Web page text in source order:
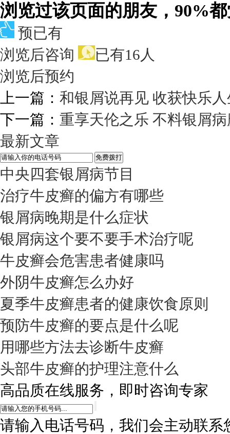
浏览过该页面的朋友，90%
预已有
浏览后咨询
已有16人
浏览后预约
上一篇： 和银屑说再见 收获快乐
下一篇： 重享天伦之乐 不料银屑
最新文章
中央四套银屑病节目
治疗牛皮癣的偏方有哪些
银屑病晚期是什么症状
银屑病这个要不要手术治疗呢
牛皮癣会危害患者健康吗
外阴牛皮癣怎么办好
夏季牛皮癣患者的健康饮食原则
预防牛皮癣的要点是什么呢
用哪些方法去诊断牛皮癣
头部牛皮癣的护理注意什么
高品质在线服务，即时咨询专家
请输入电话号码，我们会主动联系